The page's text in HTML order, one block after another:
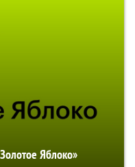
Яблоко»